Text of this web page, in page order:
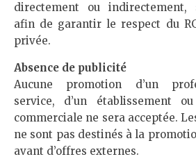
directement ou indirectement,
afin de garantir le respect du
privée.
Absence de publicité
Aucune promotion d’un
service, d’un établissement
commerciale ne sera acceptée.
ne sont pas destinés à la
avant d’offres externes.